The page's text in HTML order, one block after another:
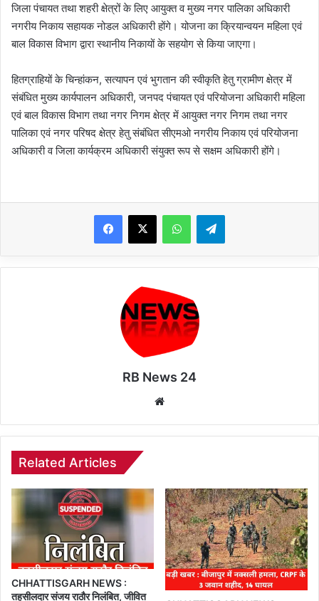
जिला पंचायत तथा शहरी क्षेत्रों के लिए आयुक्त व मुख्य नगर पालिका अधिकारी
नगरीय निकाय सहायक नोडल अधिकारी होंगे। योजना का क्रियान्वयन महिला एवं
बाल विकास विभाग द्वारा स्थानीय निकायों के सहयोग से किया जाएगा।
हितग्राहियों के चिन्हांकन, सत्यापन एवं भुगतान की स्वीकृति हेतु ग्रामीण क्षेत्र में
संबंधित मुख्य कार्यपालन अधिकारी, जनपद पंचायत एवं परियोजना अधिकारी महिला
एवं बाल विकास विभाग तथा नगर निगम क्षेत्र में आयुक्त नगर निगम तथा नगर
पालिका एवं नगर परिषद क्षेत्र हेतु संबंधित सीएमओ नगरीय निकाय एवं परियोजना
अधिकारी व जिला कार्यक्रम अधिकारी संयुक्त रूप से सक्षम अधिकारी होंगे।
WhatsAppTelegram
RB News 24
Related Articles
CHHATTISGARH NEWS :
तहसीलदार संजय राठौर निलंबित, जीवित